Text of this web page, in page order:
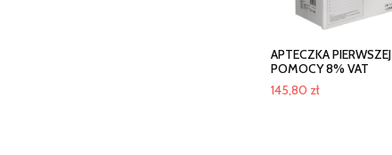
APTECZKA PIERWSZEJ
POMOCY 8% VAT
145,80 zł